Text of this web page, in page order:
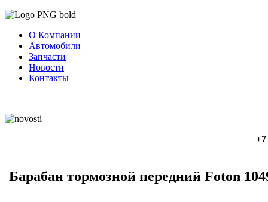
О Компании
Автомобили
Запчасти
Новости
Контакты
+7
Барабан тормозной передний Foton